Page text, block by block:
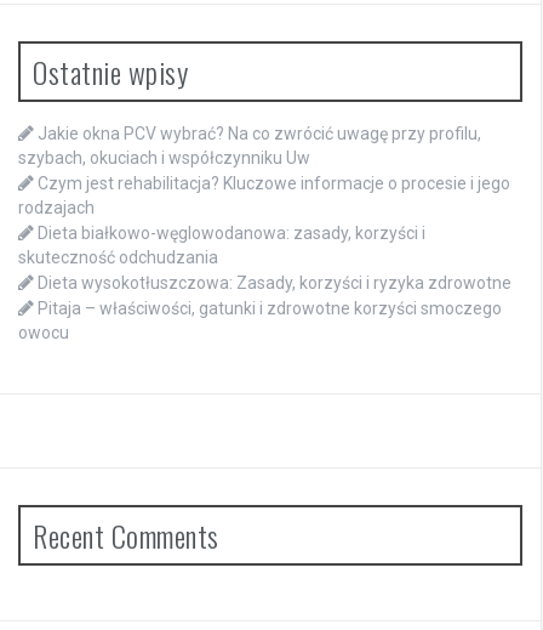
Ostatnie wpisy
Jakie okna PCV wybrać? Na co zwrócić uwagę przy profilu,
szybach, okuciach i współczynniku Uw
Czym jest rehabilitacja? Kluczowe informacje o procesie i jego
rodzajach
Dieta białkowo-węglowodanowa: zasady, korzyści i
skuteczność odchudzania
Dieta wysokotłuszczowa: Zasady, korzyści i ryzyka zdrowotne
Pitaja – właściwości, gatunki i zdrowotne korzyści smoczego
owocu
Recent Comments